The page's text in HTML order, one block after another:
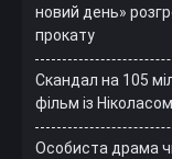
новий день»
прокату
Скандал на 105
фільм із
Особиста драма